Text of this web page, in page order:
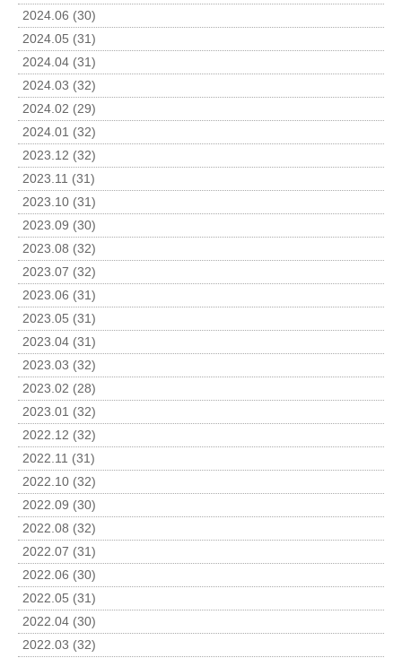
2024.06 (30)
2024.05 (31)
2024.04 (31)
2024.03 (32)
2024.02 (29)
2024.01 (32)
2023.12 (32)
2023.11 (31)
2023.10 (31)
2023.09 (30)
2023.08 (32)
2023.07 (32)
2023.06 (31)
2023.05 (31)
2023.04 (31)
2023.03 (32)
2023.02 (28)
2023.01 (32)
2022.12 (32)
2022.11 (31)
2022.10 (32)
2022.09 (30)
2022.08 (32)
2022.07 (31)
2022.06 (30)
2022.05 (31)
2022.04 (30)
2022.03 (32)